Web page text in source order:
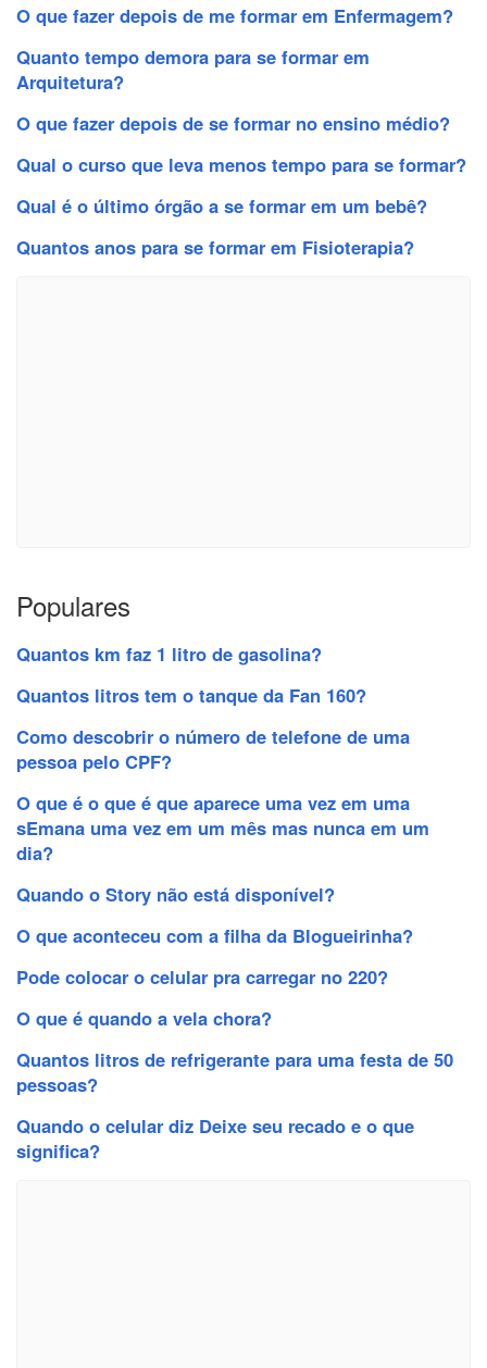
O que fazer depois de me formar em Enfermagem?
Quanto tempo demora para se formar em
Arquitetura?
O que fazer depois de se formar no ensino médio?
Qual o curso que leva menos tempo para se formar?
Qual é o último órgão a se formar em um bebê?
Quantos anos para se formar em Fisioterapia?
Populares
Quantos km faz 1 litro de gasolina?
Quantos litros tem o tanque da Fan 160?
Como descobrir o número de telefone de uma
pessoa pelo CPF?
O que é o que é que aparece uma vez em uma
sEmana uma vez em um mês mas nunca em um
dia?
Quando o Story não está disponível?
O que aconteceu com a filha da Blogueirinha?
Pode colocar o celular pra carregar no 220?
O que é quando a vela chora?
Quantos litros de refrigerante para uma festa de 50
pessoas?
Quando o celular diz Deixe seu recado e o que
significa?